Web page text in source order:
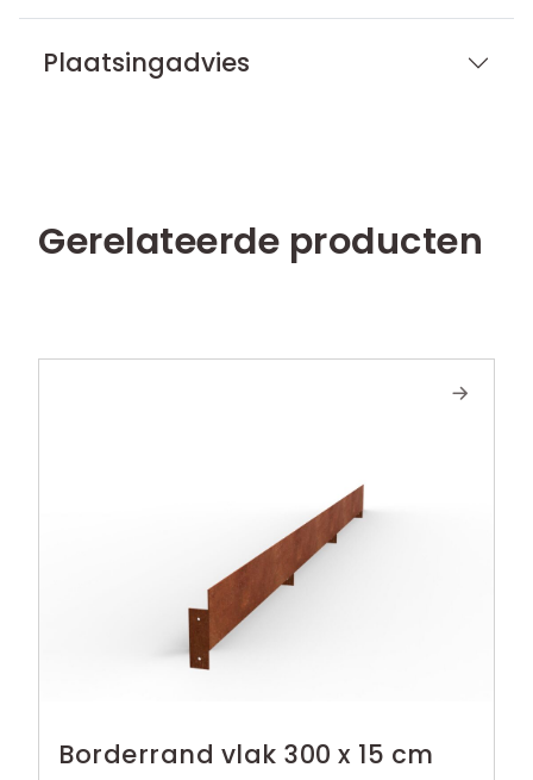
Plaatsingadvies
Gerelateerde producten
Borderrand vlak 300 x 15 cm